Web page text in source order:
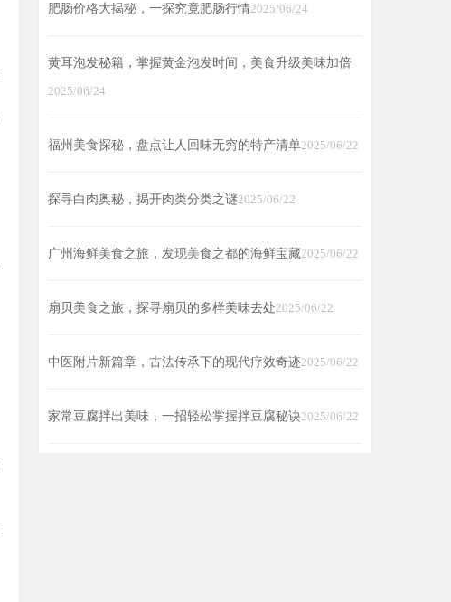
肥肠价格大揭秘，一探究竟肥肠行情2025/06/24
黄耳泡发秘籍，掌握黄金泡发时间，美食升级美味加倍
2025/06/24
福州美食探秘，盘点让人回味无穷的特产清单2025/06/22
探寻白肉奥秘，揭开肉类分类之谜2025/06/22
广州海鲜美食之旅，发现美食之都的海鲜宝藏2025/06/22
扇贝美食之旅，探寻扇贝的多样美味去处2025/06/22
中医附片新篇章，古法传承下的现代疗效奇迹2025/06/22
家常豆腐拌出美味，一招轻松掌握拌豆腐秘诀2025/06/22